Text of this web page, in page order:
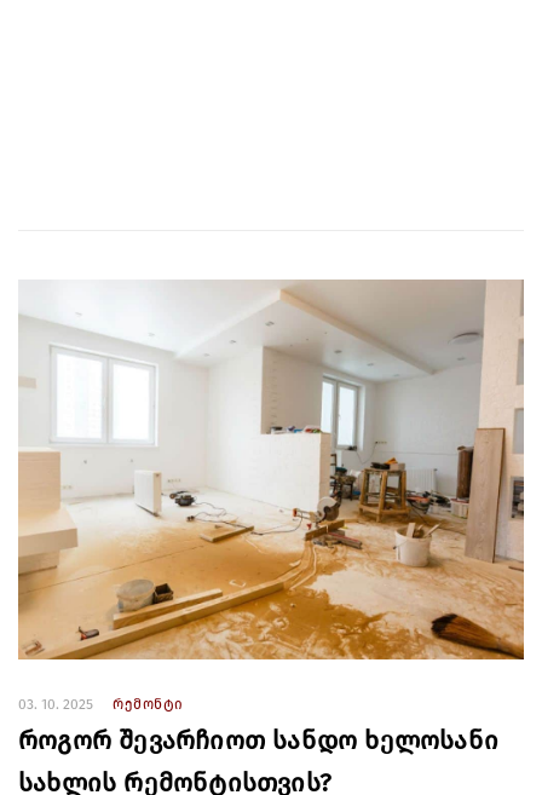
03. 10. 2025 რემონტი
როგორ შევარჩიოთ სანდო ხელოსანი
სახლის რემონტისთვის?